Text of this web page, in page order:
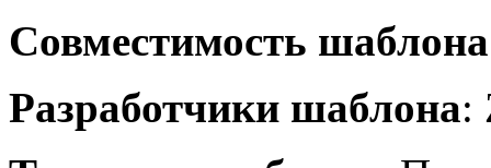
Совместимость шаблона
Разработчики шаблона: